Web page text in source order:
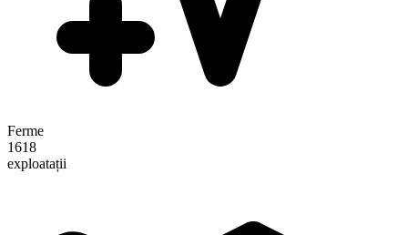
Ferme
1618
exploatații